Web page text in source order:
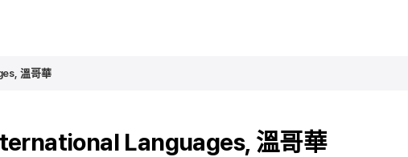
溫哥華
Languages, 溫哥華